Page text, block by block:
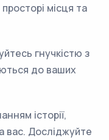
місця та
гнучкістю з
до ваших
історії,
вас. Досліджуйте